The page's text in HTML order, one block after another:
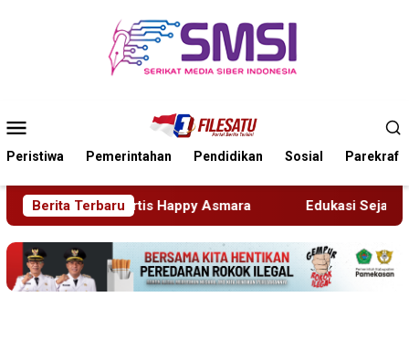
Mobile
Peristiwa Pemerintahan Pendidikan Sosial Parekraf
Berita Terbaru
Edukasi Sejak Dini, Pemkab Sidoarjo Perkuat